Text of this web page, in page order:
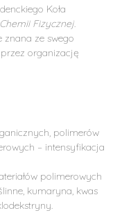
Koła
Chemii Fizycznej.
znana ze swego
organizację
polimerów
– intensyfikacja
polimerowych
kumaryna, kwas